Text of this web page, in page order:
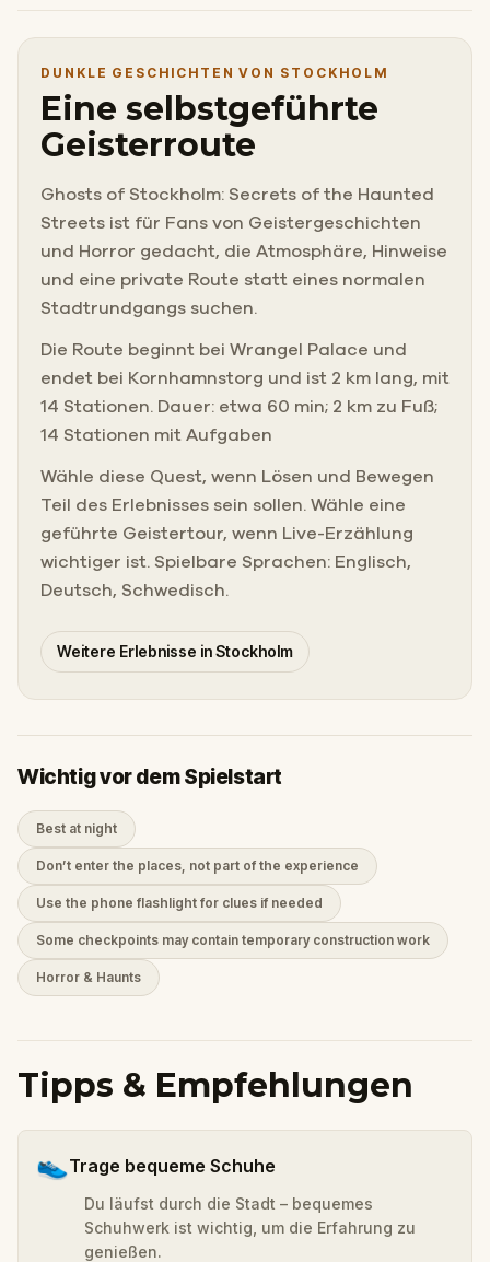
DUNKLE GESCHICHTEN VON STOCKHOLM
Eine selbstgeführte
Geisterroute
Ghosts of Stockholm: Secrets of the Haunted
Streets ist für Fans von Geistergeschichten
und Horror gedacht, die Atmosphäre, Hinweise
und eine private Route statt eines normalen
Stadtrundgangs suchen.
Die Route beginnt bei Wrangel Palace und
endet bei Kornhamnstorg und ist 2 km lang, mit
14 Stationen. Dauer: etwa 60 min; 2 km zu Fuß;
14 Stationen mit Aufgaben
Wähle diese Quest, wenn Lösen und Bewegen
Teil des Erlebnisses sein sollen. Wähle eine
geführte Geistertour, wenn Live-Erzählung
wichtiger ist. Spielbare Sprachen: Englisch,
Deutsch, Schwedisch.
Weitere Erlebnisse in Stockholm
Wichtig vor dem Spielstart
Best at night
Don’t enter the places, not part of the experience
Use the phone flashlight for clues if needed
Some checkpoints may contain temporary construction work
Horror & Haunts
Tipps & Empfehlungen
👟Trage bequeme Schuhe
Du läufst durch die Stadt – bequemes
Schuhwerk ist wichtig, um die Erfahrung zu
genießen.